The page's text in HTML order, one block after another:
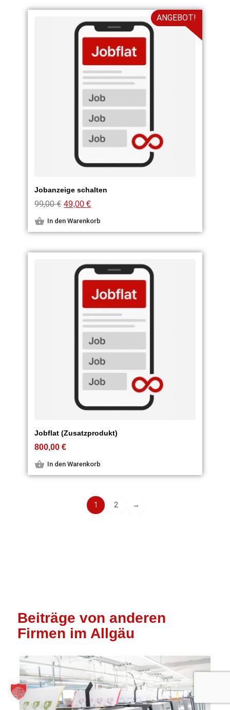
ANGEBOT!
Jobanzeige schalten
99,00€ 49,00€
In den Warenkorb
Jobflat (Zusatzprodukt)
800,00€
In den Warenkorb
1 2 →
Beiträge von anderen
Firmen im Allgäu